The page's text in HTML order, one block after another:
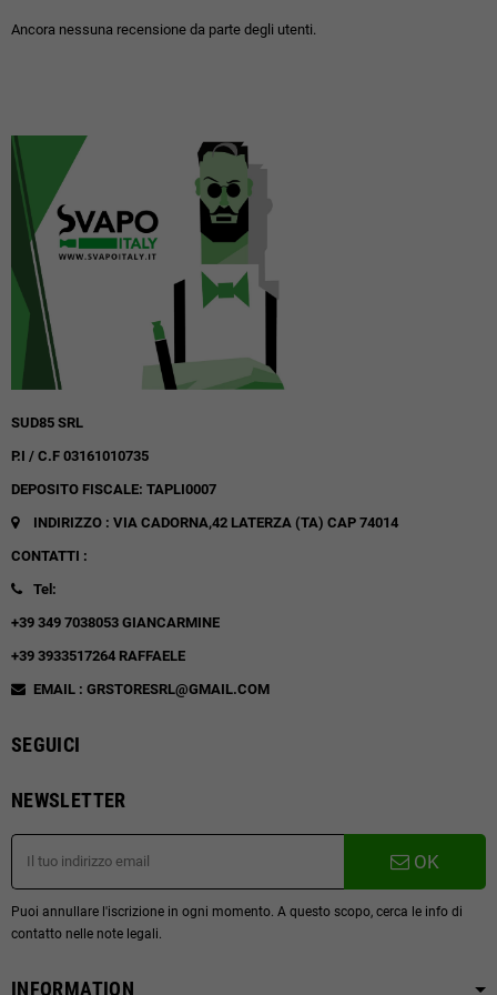
Ancora nessuna recensione da parte degli utenti.
SUD85 SRL
P.I / C.F 03161010735
DEPOSITO FISCALE: TAPLI0007
INDIRIZZO : VIA CADORNA,42 LATERZA (TA) CAP 74014
CONTATTI :
Tel:
+39 349 7038053 GIANCARMINE
+39 3933517264 RAFFAELE
EMAIL : GRSTORESRL@GMAIL.COM
SEGUICI
NEWSLETTER
OK
Puoi annullare l'iscrizione in ogni momento. A questo scopo, cerca le info di
contatto nelle note legali.
INFORMATION